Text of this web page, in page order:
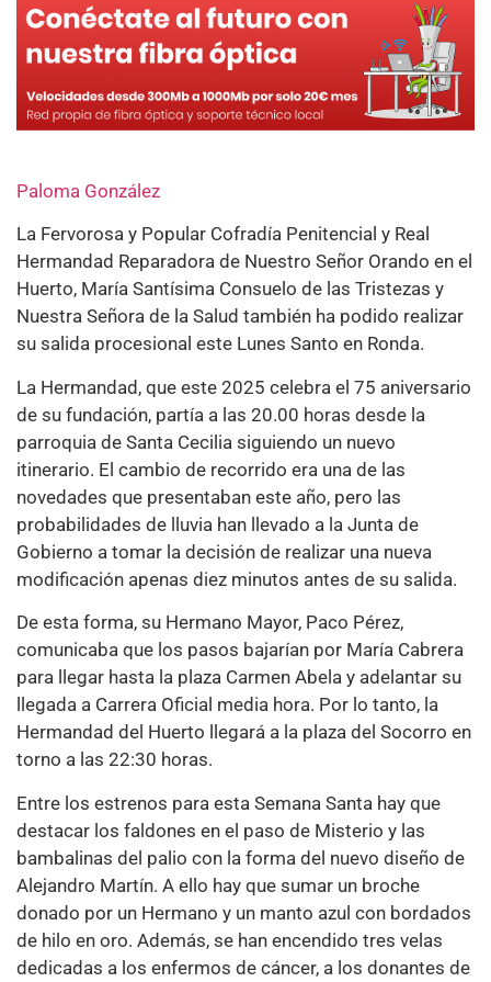
Paloma González
La Fervorosa y Popular Cofradía Penitencial y Real
Hermandad Reparadora de Nuestro Señor Orando en el
Huerto, María Santísima Consuelo de las Tristezas y
Nuestra Señora de la Salud también ha podido realizar
su salida procesional este Lunes Santo en Ronda.
La Hermandad, que este 2025 celebra el 75 aniversario
de su fundación, partía a las 20.00 horas desde la
parroquia de Santa Cecilia siguiendo un nuevo
itinerario. El cambio de recorrido era una de las
novedades que presentaban este año, pero las
probabilidades de lluvia han llevado a la Junta de
Gobierno a tomar la decisión de realizar una nueva
modificación apenas diez minutos antes de su salida.
De esta forma, su Hermano Mayor, Paco Pérez,
comunicaba que los pasos bajarían por María Cabrera
para llegar hasta la plaza Carmen Abela y adelantar su
llegada a Carrera Oficial media hora. Por lo tanto, la
Hermandad del Huerto llegará a la plaza del Socorro en
torno a las 22:30 horas.
Entre los estrenos para esta Semana Santa hay que
destacar los faldones en el paso de Misterio y las
bambalinas del palio con la forma del nuevo diseño de
Alejandro Martín. A ello hay que sumar un broche
donado por un Hermano y un manto azul con bordados
de hilo en oro. Además, se han encendido tres velas
dedicadas a los enfermos de cáncer, a los donantes de